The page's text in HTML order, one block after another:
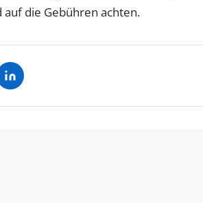
die Gebühren achten.